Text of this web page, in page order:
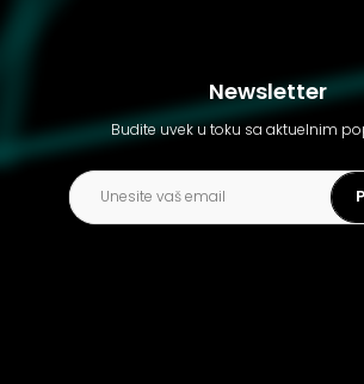
Newsletter
Budite uvek u toku sa aktuelnim